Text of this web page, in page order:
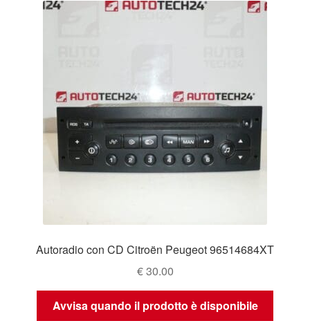
Autoradio con CD Citroën Peugeot 96514684XT
€30.00
Avvisa quando il prodotto è disponibile